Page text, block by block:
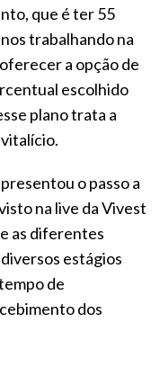
que é ter 55
trabalhando na
a opção de
escolhido
plano trata a
o passo a
na live da Vivest
as diferentes
estágios
de
dos